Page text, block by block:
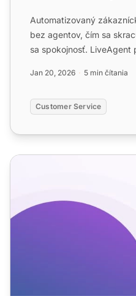
Automatizovaný
bez agentov, čím sa
sa spokojnosť. LiveAgent
Jan 20, 2026 5 min čítania
Customer Service
Šablóny e-mailových správ